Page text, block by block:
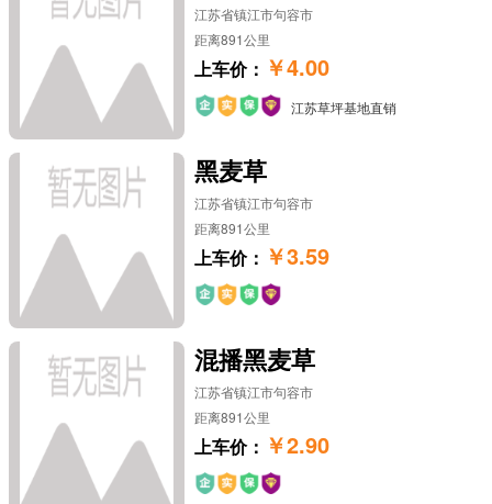
江苏省镇江市句容市
距离891公里
上车价： ￥4.00
江苏草坪基地直销
黑麦草
江苏省镇江市句容市
距离891公里
上车价： ￥3.59
混播黑麦草
江苏省镇江市句容市
距离891公里
上车价： ￥2.90